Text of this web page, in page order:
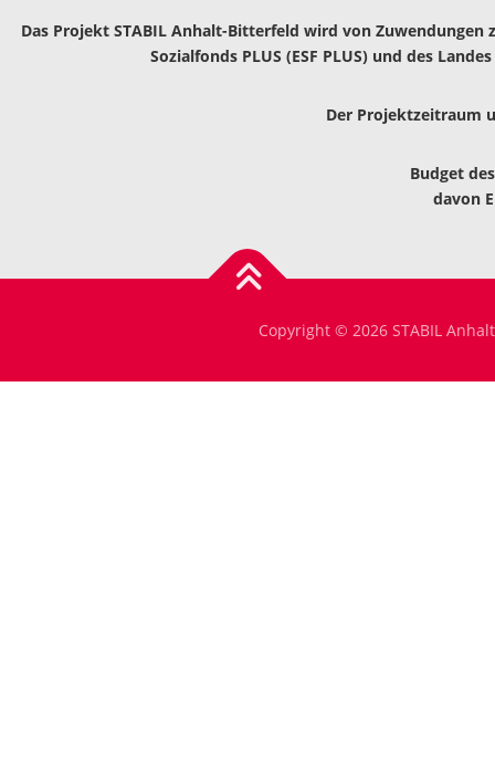
Das Projekt STABIL Anhalt-Bitterfeld wird von
Sozialfonds PLUS (ESF PLUS) und des
Der Projektzeitraum
Budget
davon
Copyright © 2026 STABIL